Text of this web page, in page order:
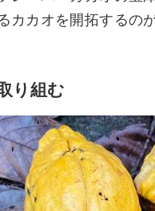
カカオを開拓するの
り組む